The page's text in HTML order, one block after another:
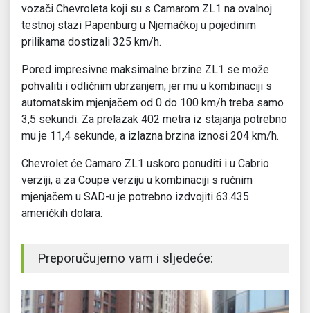
vozači Chevroleta koji su s Camarom ZL1 na ovalnoj
testnoj stazi Papenburg u Njemačkoj u pojedinim
prilikama dostizali 325 km/h.
Pored impresivne maksimalne brzine ZL1 se može
pohvaliti i odličnim ubrzanjem, jer mu u kombinaciji s
automatskim mjenjačem od 0 do 100 km/h treba samo
3,5 sekundi. Za prelazak 402 metra iz stajanja potrebno
mu je 11,4 sekunde, a izlazna brzina iznosi 204 km/h.
Chevrolet će Camaro ZL1 uskoro ponuditi i u Cabrio
verziji, a za Coupe verziju u kombinaciji s ručnim
mjenjačem u SAD-u je potrebno izdvojiti 63.435
američkih dolara.
Preporučujemo vam i sljedeće: